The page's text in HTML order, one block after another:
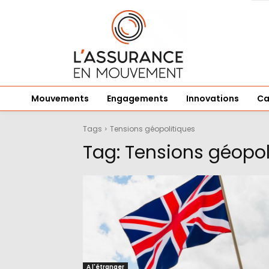
Mouvements Engagements Innovations
Tags Tensions géopolitiques
Tag: Tensions
A l'étranger